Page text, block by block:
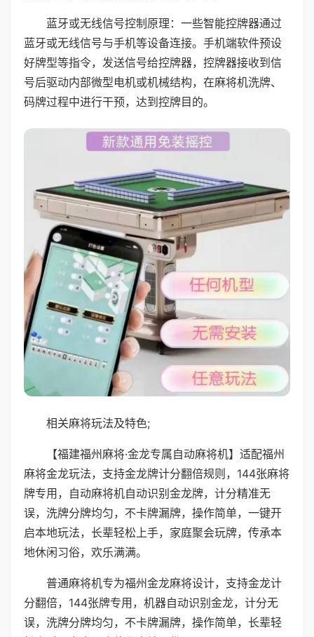
蓝牙或无线信号控制原理：一些智能控牌器通过
蓝牙或无线信号与手机等设备连接。手机端软件预设
好牌型等指令，发送信号给控牌器，控牌器接收到信
号后驱动内部微型电机或机械结构，在麻将机洗牌、
码牌过程中进行干预，达到控牌目的。
相关麻将玩法及特色;
【福建福州麻将·金龙专属自动麻将机】适配福州
麻将金龙玩法，支持金龙牌计分翻倍规则，144张麻将
牌专用，自动麻将机自动识别金龙牌，计分精准无
误，洗牌分牌均匀，不卡牌漏牌，操作简单，一键开
启本地玩法，长辈轻松上手，家庭聚会玩牌，传承本
地休闲习俗，欢乐满满。
普通麻将机专为福州金龙麻将设计，支持金龙计
分翻倍，144张牌专用，机器自动识别金龙，计分无
误，洗牌分牌均匀，不卡牌漏牌，操作简单，长辈轻